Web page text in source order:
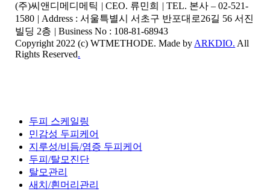
(주)씨앤디메디메틱 | CEO. 류민희 | TEL. 본사 – 02-521-
1580 | Address : 서울특별시 서초구 반포대로26길 56 서진
빌딩 2층 | Business No : 108-81-68943
Copyright 2022 (c) WTMETHODE. Made by ARKDIO. All
Rights Reserved.
Close
Menu
두피 스케일링
민감성 두피케어
지루성/비듬/염증 두피케어
두피/탈모진단
탈모관리
새치/흰머리관리